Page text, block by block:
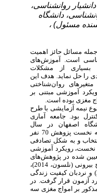
روانشناسی،
دانشگاه
مسئول) ،
مسائل حائز اهمیت
است. آموزش‌های
از مشکلات
را حل نماید. هدف این
روان‌شناختی
آموزشی مبتنی بر
مغزی بوده است.
آزمایشی با طرح
بود. جامعه آماری
اصفهان در سال
تحصیلی 97-96 بودند؛ که در مرحله نخست پزوهش 70 نفر
و به شکل تصادفی
رویکرد آموزشی
شده در پژوهش‌های
قبلی با استفاده از پرسشنامه صلح بیرونی (نلسون، 2014)،
ادراک خود (نلسون، 2014) و نردبان کیفیت زندگی
2010) مورد آزمون قرار گرفت. در
بر امواج مغزی سه